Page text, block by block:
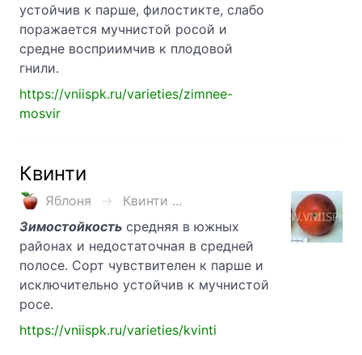
устойчив к парше, филостикте, слабо
поражается мучнистой росой и
средне восприимчив к плодовой
гнили.
https://vniispk.ru/varieties/zimnee-
mosvir
Квинти
Яблоня
Квинти ...
Зимостойкость средняя в южных
районах и недостаточная в средней
полосе. Сорт чувствителен к парше и
исключительно устойчив к мучнистой
росе.
https://vniispk.ru/varieties/kvinti